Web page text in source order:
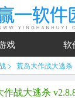
戏 软
> 荒岛大作战大逃杀
作战大逃杀